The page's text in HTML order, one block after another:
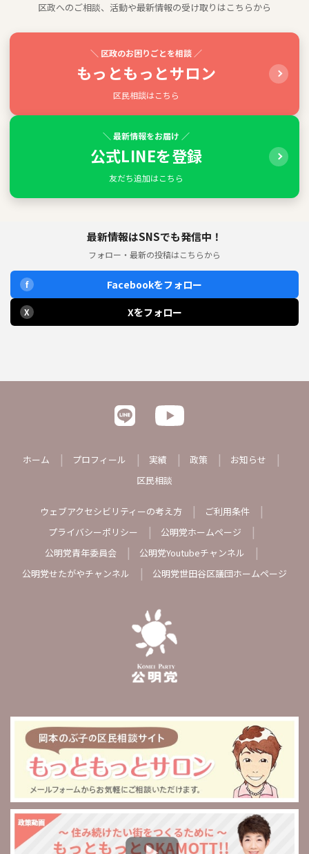
区政へのご相談、活動や最新情報の受け取りはこちらから
＼ 区政のお困りごとを相談 ／
もっともっとサロン
区民相談はこちら
＼ 最新情報をお届け ／
公式LINEを登録
友だち追加はこちら
最新情報はSNSでも発信中！
フォロー・最新の投稿はこちらから
f Facebookをフォロー
X Xをフォロー
ホーム プロフィール 実績 政策
お知らせ
区民相談
ウェブアクセシビリティーの考え方
ご利用条件
プライバシーポリシー
公明党ホームページ
公明党青年委員会
公明党Youtubeチャンネル
公明党せたがやチャンネル
公明党世田谷区議団ホームページ